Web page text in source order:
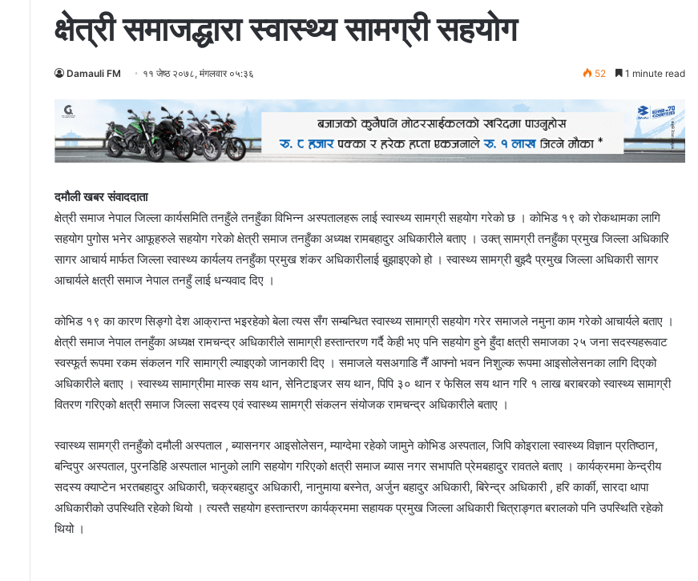
क्षेत्री समाजद्धारा स्वास्थ्य सामग्री सहयोग
Damauli FM ११ जेष्ठ २०७८, मंगलवार ०५:३६ 52 1 minute read
दमौली खबर संवाददाता
क्षेत्री समाज नेपाल जिल्ला कार्यसमिति तनहुँले तनहुँका विभिन्न अस्पतालहरू लाई स्वास्थ्य सामग्री सहयोग गरेको छ । कोभिड १९ को रोकथामका लागि
सहयोग पुगोस भनेर आफूहरुले सहयोग गरेको क्षेत्री समाज तनहुँका अध्यक्ष रामबहादुर अधिकारीले बताए । उक्त् सामग्री तनहुँका प्रमुख जिल्ला अधिकारि
सागर आचार्य मार्फत जिल्ला स्वास्थ्य कार्यलय तनहुँका प्रमुख शंकर अधिकारीलाई बुझाइएको हो । स्वास्थ्य सामग्री बुझ्दै प्रमुख जिल्ला अधिकारी सागर
आचार्यले क्षत्री समाज नेपाल तनहुँ लाई धन्यवाद दिए ।
कोभिड १९ का कारण सिङ्गो देश आक्रान्त भइरहेको बेला त्यस सँग सम्बन्धित स्वास्थ्य सामाग्री सहयोग गरेर समाजले नमुना काम गरेको आचार्यले बताए ।
क्षेत्री समाज नेपाल तनहुँका अध्यक्ष रामचन्द्र अधिकारीले सामाग्री हस्तान्तरण गर्दै केही भए पनि सहयोग हुने हुँदा क्षत्री समाजका २५ जना सदस्यहरूवाट
स्वस्फूर्त रूपमा रकम संकलन गरि सामाग्री ल्याइएको जानकारी दिए । समाजले यसअगाडि नैँ आफ्नो भवन निशुल्क रूपमा आइसोलेसनका लागि दिएको
अधिकारीले बताए । स्वास्थ्य सामाग्रीमा मास्क सय थान, सेनिटाइजर सय थान, पिपि ३० थान र फेसिल सय थान गरि १ लाख बराबरको स्वास्थ्य सामाग्री
वितरण गरिएको क्षत्री समाज जिल्ला सदस्य एवं स्वास्थ्य सामग्री संकलन संयोजक रामचन्द्र अधिकारीले बताए ।
स्वास्थ्य सामग्री तनहुँको दमौली अस्पताल , ब्यासनगर आइसोलेसन, म्याग्देमा रहेको जामुने कोभिड अस्पताल, जिपि कोइराला स्वास्थ्य विज्ञान प्रतिष्ठान,
बन्दिपुर अस्पताल, पुरनडिहि अस्पताल भानुको लागि सहयोग गरिएको क्षत्री समाज ब्यास नगर सभापति प्रेमबहादुर रावतले बताए । कार्यक्रममा केन्द्रीय
सदस्य क्याप्टेन भरतबहादुर अधिकारी, चक्रबहादुर अधिकारी, नानुमाया बस्नेत, अर्जुन बहादुर अधिकारी, बिरेन्द्र अधिकारी , हरि कार्की, सारदा थापा
अधिकारीको उपस्थिति रहेको थियो । त्यस्तै सहयोग हस्तान्तरण कार्यक्रममा सहायक प्रमुख जिल्ला अधिकारी चित्राङ्गत बरालको पनि उपस्थिति रहेको
थियो ।